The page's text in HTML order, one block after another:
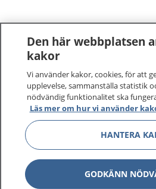
Den här webbplatsen
kakor
Vi använder kakor, cookies, för att
upplevelse, sammanställa statistik
nödvändig funktionalitet ska
Läs mer om hur vi använder
HANTERA
GODKÄNN